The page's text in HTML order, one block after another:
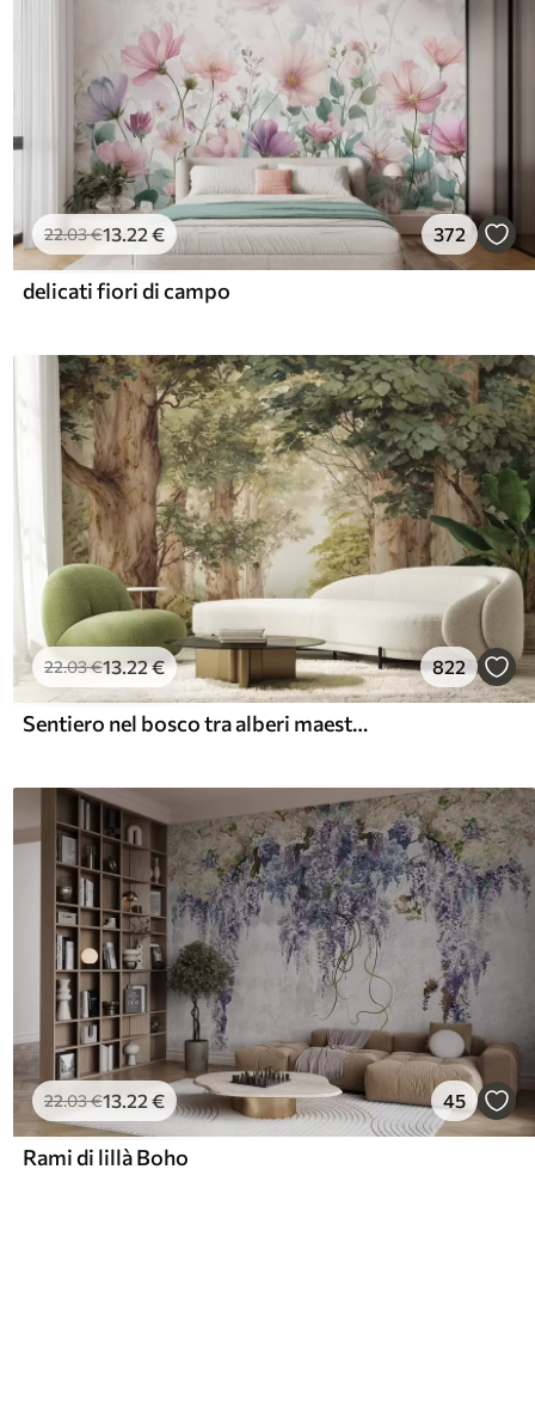
22.03€13.22 € 372
delicati fiori di campo
22.03€13.22€ 822
Sentiero nel bosco tra alberi maestosi in stile acquerello
22.03€13.22 € 45
Rami di lillà Boho